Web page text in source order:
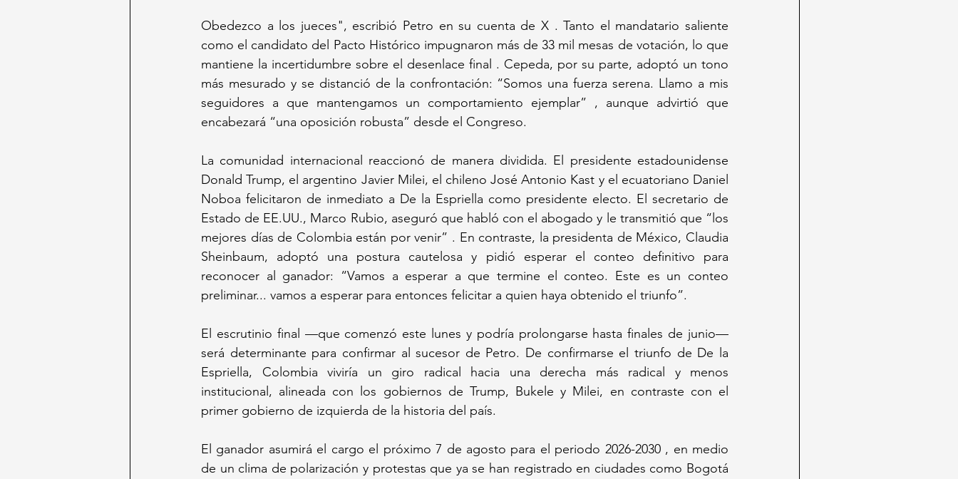
Obedezco a los jueces", escribió Petro en su cuenta de X . Tanto el mandatario saliente
como el candidato del Pacto Histórico impugnaron más de 33 mil mesas de votación, lo que
mantiene la incertidumbre sobre el desenlace final . Cepeda, por su parte, adoptó un tono
más mesurado y se distanció de la confrontación: “Somos una fuerza serena. Llamo a mis
seguidores a que mantengamos un comportamiento ejemplar” , aunque advirtió que
encabezará “una oposición robusta” desde el Congreso.
La comunidad internacional reaccionó de manera dividida. El presidente estadounidense
Donald Trump, el argentino Javier Milei, el chileno José Antonio Kast y el ecuatoriano Daniel
Noboa felicitaron de inmediato a De la Espriella como presidente electo. El secretario de
Estado de EE.UU., Marco Rubio, aseguró que habló con el abogado y le transmitió que “los
mejores días de Colombia están por venir” . En contraste, la presidenta de México, Claudia
Sheinbaum, adoptó una postura cautelosa y pidió esperar el conteo definitivo para
reconocer al ganador: “Vamos a esperar a que termine el conteo. Este es un conteo
preliminar... vamos a esperar para entonces felicitar a quien haya obtenido el triunfo”.
El escrutinio final —que comenzó este lunes y podría prolongarse hasta finales de junio—
será determinante para confirmar al sucesor de Petro. De confirmarse el triunfo de De la
Espriella, Colombia viviría un giro radical hacia una derecha más radical y menos
institucional, alineada con los gobiernos de Trump, Bukele y Milei, en contraste con el
primer gobierno de izquierda de la historia del país.
El ganador asumirá el cargo el próximo 7 de agosto para el periodo 2026-2030 , en medio
de un clima de polarización y protestas que ya se han registrado en ciudades como Bogotá